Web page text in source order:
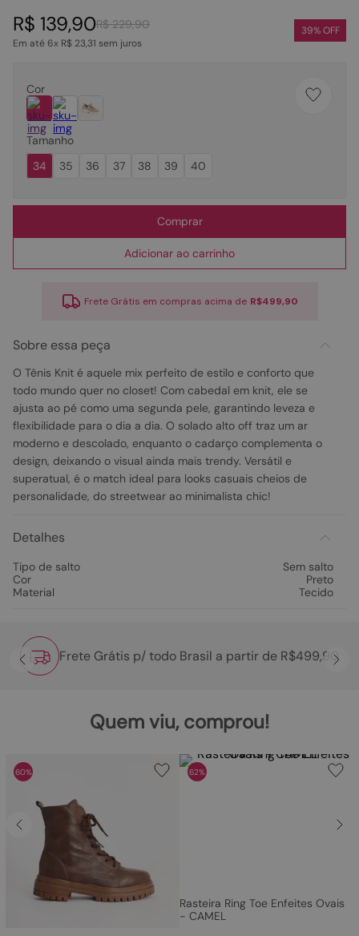
R$ 229,90
R$ 139,90
Em até6x R$ 23,31 sem juros
39% OFF
Cor
Tamanho
34
35 36 37 38 39 40
Comprar
Adicionar ao carrinho
Frete Grátis em compras acima de R$499,90
Sobre essa peça
O Tênis Knit é aquele mix perfeito de estilo e conforto que
todo mundo quer no closet! Com cabedal em knit, ele se
ajusta ao pé como uma segunda pele, garantindo leveza e
flexibilidade para o dia a dia. O solado alto off traz um ar
moderno e descolado, enquanto o cadarço complementa o
design, deixando o visual ainda mais trendy. Versátil e
superatual, é o match ideal para looks casuais cheios de
personalidade, do streetwear ao minimalista chic!
Detalhes
Tipo de salto
Sem salto
Cor
Preto
Material
Tecido
Frete Grátis p/ todo Brasil a partir de R$499,90
Quem viu, comprou!
60% 62%
Rasteira Ring Toe Enfeites Ovais
- CAMEL